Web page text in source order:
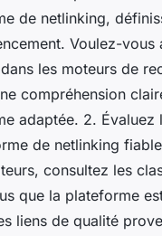
de netlinking,
Voulez-vous
les moteurs de
compréhension
adaptée. 2. Évaluez
de netlinking
consultez les
que la plateforme
liens de qualité